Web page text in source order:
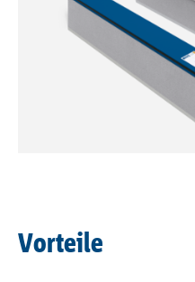
Wissensportale
Vorteile